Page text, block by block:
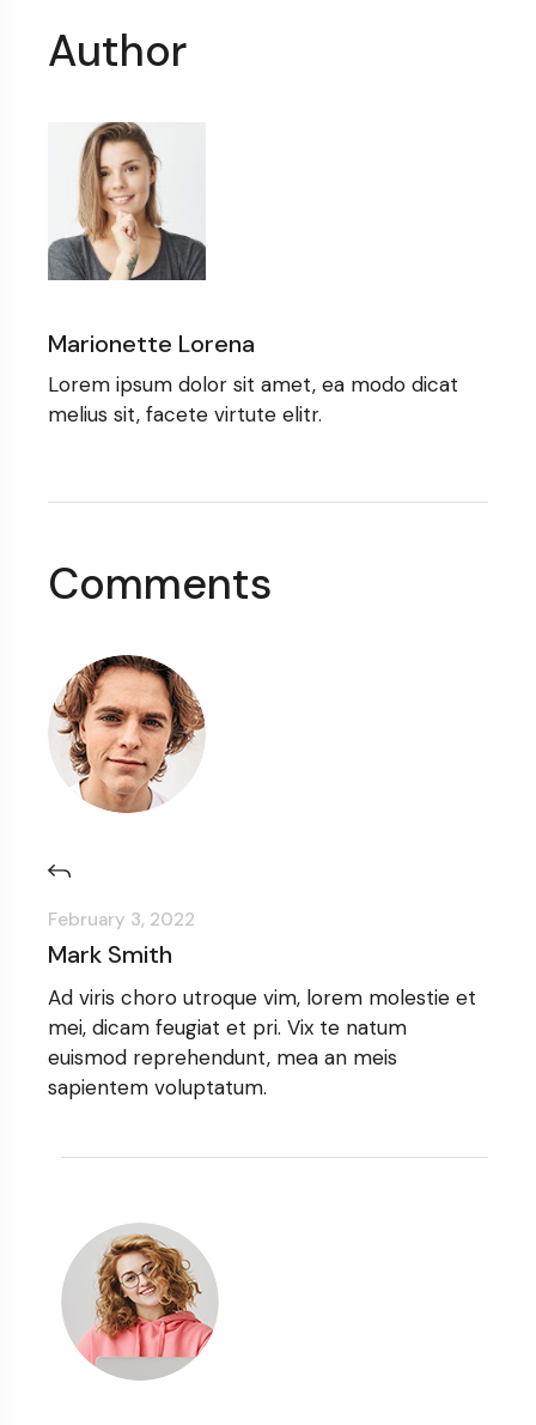
Author
Marionette Lorena
Lorem ipsum dolor sit amet, ea modo dicat
melius sit, facete virtute elitr.
Comments
February 3, 2022
Mark Smith
Ad viris choro utroque vim, lorem molestie et
mei, dicam feugiat et pri. Vix te natum
euismod reprehendunt, mea an meis
sapientem voluptatum.